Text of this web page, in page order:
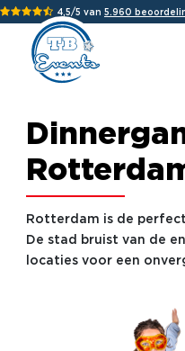
4,5/5 van 5.960
Rotterdam is de
De stad bruist van de
locaties voor een